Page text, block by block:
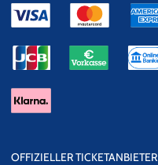
OFFIZIELLER TICKETANBIETER